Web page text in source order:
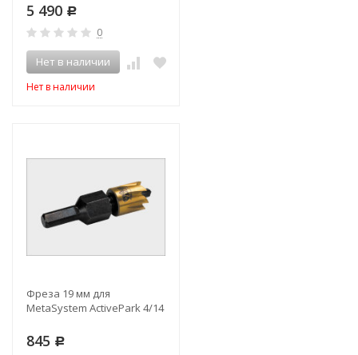
5 490 Р
0
Нет в наличии
Нет в наличии
Фреза 19 мм для
MetaSystem ActivePark 4/14
845 Р